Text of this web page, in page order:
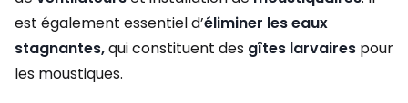
est également essentiel d’éliminer les eaux
stagnantes,qui constituent des gîtes larvaires pour
les moustiques.